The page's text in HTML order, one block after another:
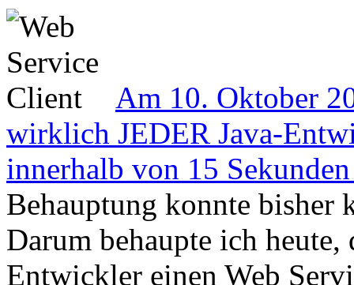
Am 10. Oktober
wirklich JEDER Java-
innerhalb von 15
Behauptung konnte bisher
Darum behaupte ich
Entwickler einen Web